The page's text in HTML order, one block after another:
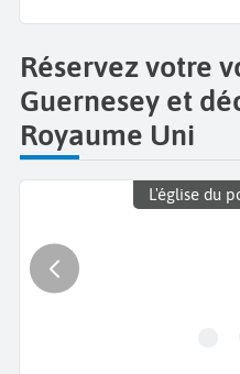
Réservez votre
Guernesey et
Royaume Uni
L'église du